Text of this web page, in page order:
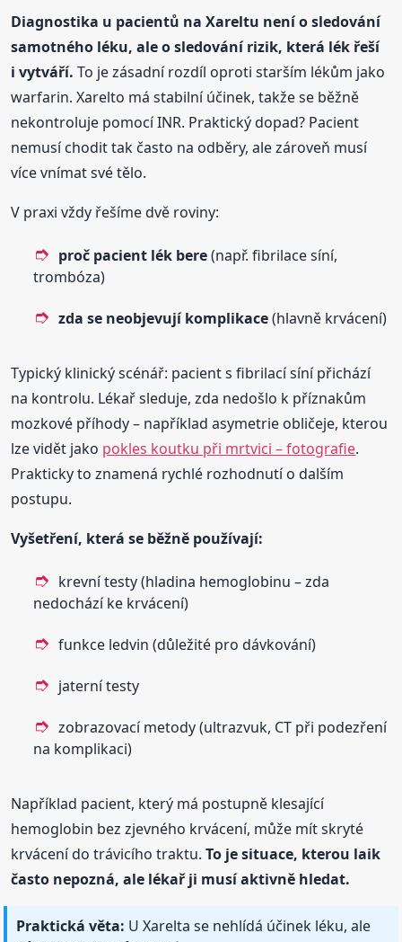
Diagnostika u pacientů na Xareltu není o sledování
samotného léku, ale o sledování rizik, která lék řeší
i vytváří. To je zásadní rozdíl oproti starším lékům jako
warfarin. Xarelto má stabilní účinek, takže se běžně
nekontroluje pomocí INR. Praktický dopad? Pacient
nemusí chodit tak často na odběry, ale zároveň musí
více vnímat své tělo.
V praxi vždy řešíme dvě roviny:
proč pacient lék bere(např. fibrilace síní,
trombóza)
zda se neobjevují komplikace(hlavně krvácení)
Typický klinický scénář: pacient s fibrilací síní přichází
na kontrolu. Lékař sleduje, zda nedošlo k příznakům
mozkové příhody – například asymetrie obličeje, kterou
lze vidět jako pokles koutku při mrtvici – fotografie.
Prakticky to znamená rychlé rozhodnutí o dalším
postupu.
Vyšetření, která se běžně používají:
krevní testy (hladina hemoglobinu – zda
nedochází ke krvácení)
funkce ledvin (důležité pro dávkování)
jaterní testy
zobrazovací metody (ultrazvuk, CT při podezření
na komplikaci)
Například pacient, který má postupně klesající
hemoglobin bez zjevného krvácení, může mít skryté
krvácení do trávicího traktu.To je situace, kterou laik
často nepozná, ale lékař ji musí aktivně hledat.
Praktická věta: U Xarelta se nehlídá účinek léku, ale